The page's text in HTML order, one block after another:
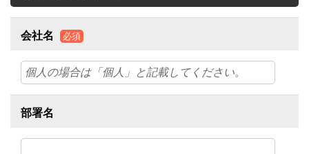
会社名 必須
部署名